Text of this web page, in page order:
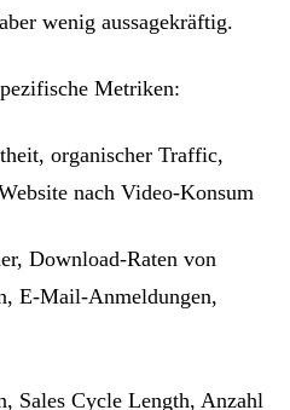
wenig aussagekräftig.
Metriken:
organischer Traffic,
nach Video-Konsum
Download-Raten von
E-Mail-Anmeldungen,
Sales Cycle Length, Anzahl